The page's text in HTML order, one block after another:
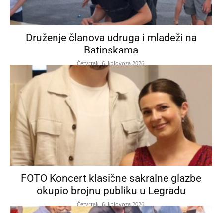
Druženje članova udruga i mladeži na
Batinskama
Četvrtak, 6. kolovoza 2026.
FOTO Koncert klasične sakralne glazbe
okupio brojnu publiku u Legradu
Četvrtak, 6. kolovoza 2026.